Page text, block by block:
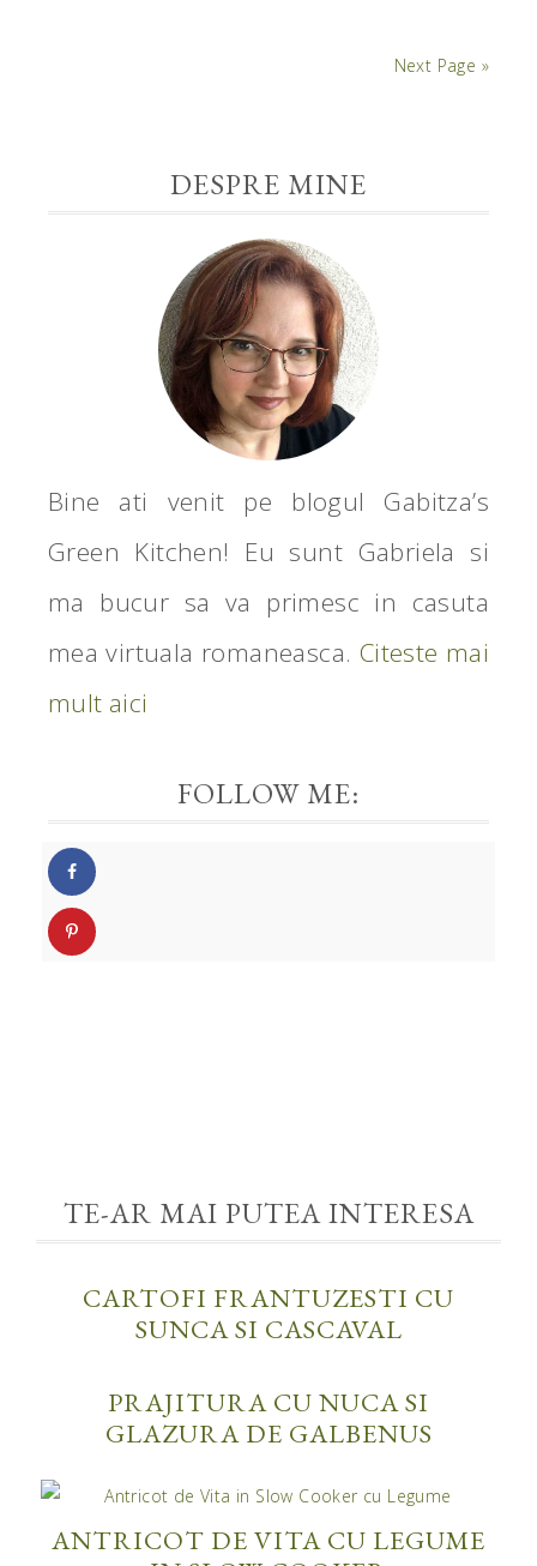
Next Page »
DESPRE MINE
Bine ati venit pe blogul Gabitza’s
Green Kitchen! Eu sunt Gabriela si
ma bucur sa va primesc in casuta
mea virtuala romaneasca. Citeste mai
mult aici
FOLLOW ME:
TE-AR MAI PUTEA INTERESA
CARTOFI FRANTUZESTI CU
SUNCA SI CASCAVAL
PRAJITURA CU NUCA SI
GLAZURA DE GALBENUS
ANTRICOT DE VITA CU LEGUME